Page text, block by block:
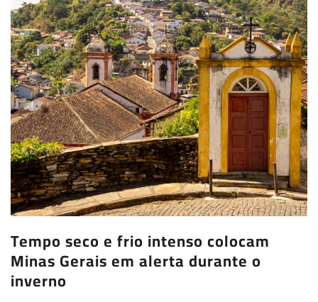
Tempo seco e frio intenso colocam
Minas Gerais em alerta durante o
inverno